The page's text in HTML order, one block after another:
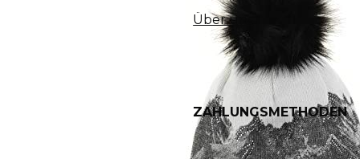
Über uns
ZAHLUNGSMETHODEN